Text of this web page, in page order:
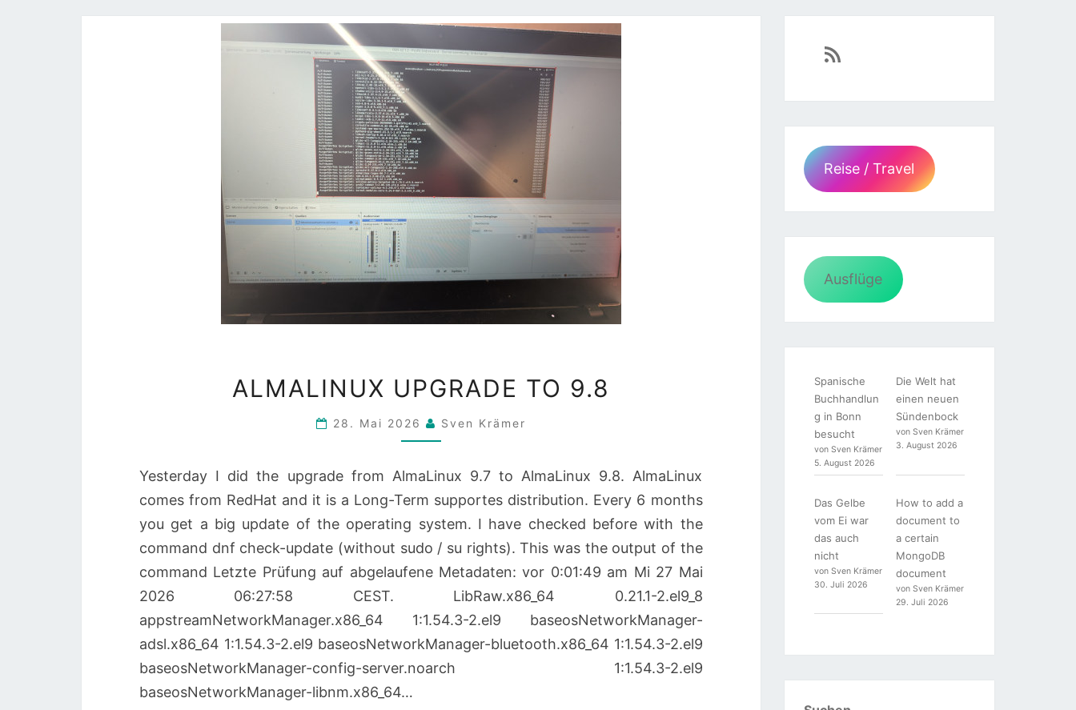
UPGRADE
TO
9.8
ALMALINUX UPGRADE TO 9.8
28. Mai 2026 Sven Krämer
Yesterday I did the upgrade from AlmaLinux 9.7 to AlmaLinux 9.8. AlmaLinux
comes from RedHat and it is a Long-Term supportes distribution. Every 6 months
you get a big update of the operating system. I have checked before with the
command dnf check-update (without sudo / su rights). This was the output of the
command Letzte Prüfung auf abgelaufene Metadaten: vor 0:01:49 am Mi 27 Mai
2026 06:27:58 CEST. LibRaw.x86_64 0.21.1-2.el9_8
appstreamNetworkManager.x86_64 1:1.54.3-2.el9 baseosNetworkManager-
adsl.x86_64 1:1.54.3-2.el9 baseosNetworkManager-bluetooth.x86_64 1:1.54.3-2.el9
baseosNetworkManager-config-server.noarch 1:1.54.3-2.el9
baseosNetworkManager-libnm.x86_64…
https://sven-essen.de/feed/
Reise / Travel
Ausflüge
Spanische
Buchhandlun
g in Bonn
besucht
von Sven Krämer
5. August 2026
Die Welt hat
einen neuen
Sündenbock
von Sven Krämer
3. August 2026
Das Gelbe
vom Ei war
das auch
nicht
von Sven Krämer
30. Juli 2026
How to add a
document to
a certain
MongoDB
document
von Sven Krämer
29. Juli 2026